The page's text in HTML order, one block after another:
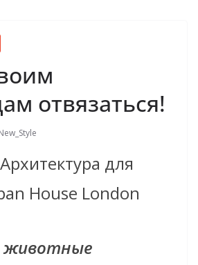
отвязаться!
для
House London